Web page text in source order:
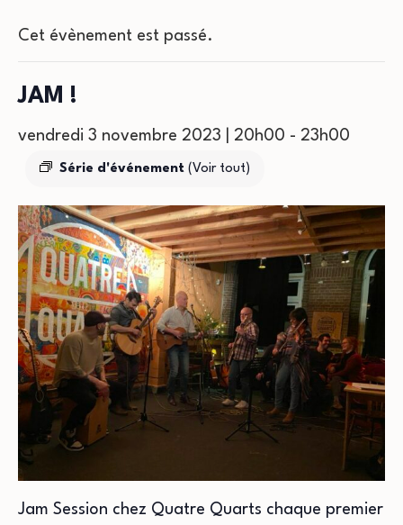
Cet évènement est passé.
JAM !
vendredi 3 novembre 2023 | 20h00 - 23h00
Série d'événement (Voir tout)
Jam Session chez Quatre Quarts chaque premier